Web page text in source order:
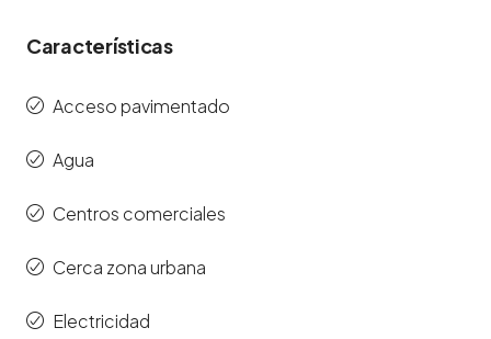
Características
Acceso pavimentado
Agua
Centros comerciales
Cerca zona urbana
Electricidad